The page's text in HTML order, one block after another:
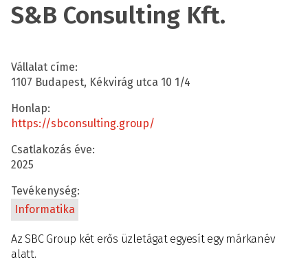
S&B Consulting Kft.
Vállalat címe:
1107 Budapest, Kékvirág utca 10 1/4
Honlap:
https://sbconsulting.group/
Csatlakozás éve:
2025
Tevékenység:
Informatika
Az SBC Group két erős üzletágat egyesít egy márkanév
alatt.